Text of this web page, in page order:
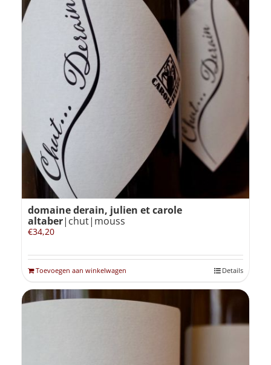
domaine derain, julien et carole
altaber|chut|mouss
€34,20
Toevoegen aan winkelwagen Details